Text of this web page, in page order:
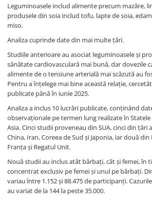
Antioxidanti
Antitumorale
Articulatii sanatoase
Digestie
Imunitate
Memorie
Somn usor
Produse sanatate sexuala
Produse pentru Ea
Potenta barbati
Produse pentru sportivi
Proteine
Suplimente fitness
Batoane proteice
Paine, faina si mixuri
Sosuri
Uleiuri alimentare
Unturi alimentare
Sucuri
Produse instant
Lapte
Paste
Snacksuri
Superalimente
Atelierul de cafea si ceaiuri
Cafea
Ceaiuri simple
Ceaiuri medicinale compuse
Leguminoasele includ alimente precum mazăre,
produsele din soia includ tofu, lapte de soia,
miso.
Analiza cuprinde date din mai multe țări.
Studiile anterioare au asociat leguminoasele și
sănătate cardiovasculară mai bună, dar dovezile
alimente de o tensiune arterială mai scăzută au
Pentru a înțelege mai bine această relație,
publicate până în iunie 2025.
Analiza a inclus 10 lucrări publicate, conținând
observaționale pe termen lung realizate în Statele
Asia. Cinci studii proveneau din SUA, cinci din țări
China, Iran, Coreea de Sud și Japonia, iar două
Franța și Regatul Unit.
Nouă studii au inclus atât bărbați, cât și femei, în
concentrat exclusiv pe femei și unul pe bărbați.
variau între 1.152 și 88.475 de participanți.
au variat de la 144 la peste 35.000.